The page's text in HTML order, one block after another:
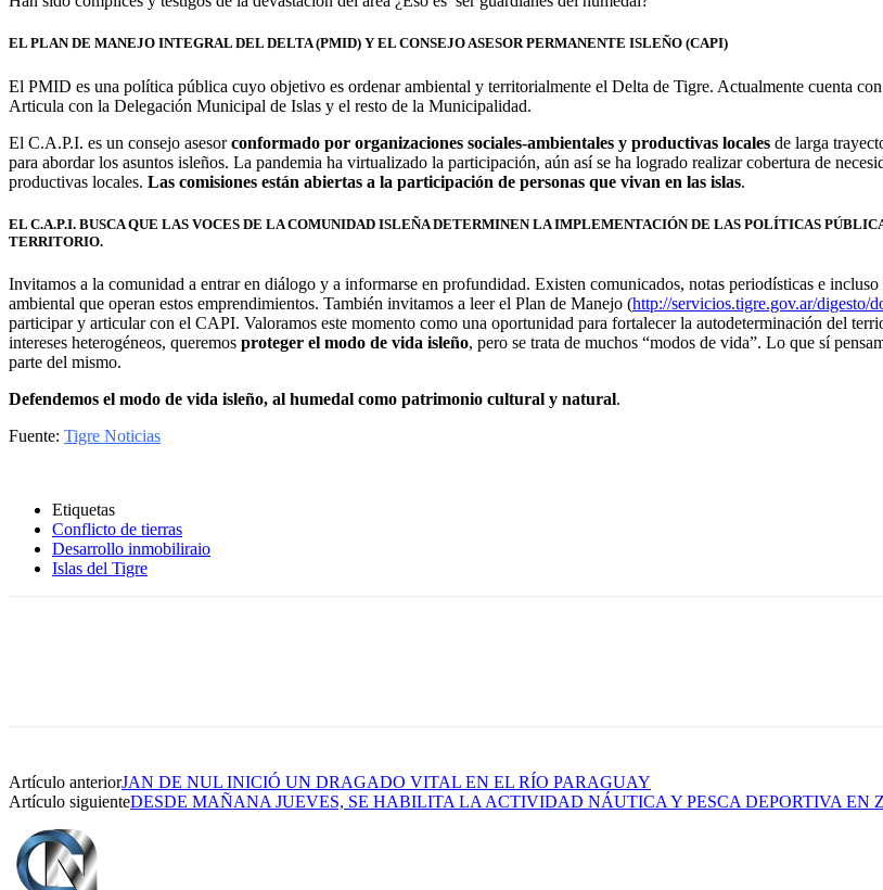
EL PLAN DE MANEJO INTEGRAL DEL DELTA (PMID) Y EL CONSEJO ASESOR PERMANENTE ISLEÑO (CAPI)
El PMID es una política pública cuyo objetivo es ordenar ambiental y territorialmente el Delta de Tigre. Actualmente cuenta
Articula con la Delegación Municipal de Islas y el resto de la Municipalidad.
El C.A.P.I. es un consejo asesorconformado por organizaciones sociales-ambientales y productivas locales de larga
para abordar los asuntos isleños. La pandemia ha virtualizado la participación, aún así se ha logrado realizar cobertura de
productivas locales. Las comisiones están abiertas a la participación de personas que vivan en las islas.
EL C.A.P.I. BUSCA QUE LAS VOCES DE LA COMUNIDAD ISLEÑA DETERMINEN LA IMPLEMENTACIÓN DE LAS POLÍTICAS
TERRITORIO.
Invitamos a la comunidad a entrar en diálogo y a informarse en profundidad. Existen comunicados, notas periodísticas e
ambiental que operan estos emprendimientos. También invitamos a leer el Plan de Manejo (http://servicios.tigre.gov.ar/digesto/
participar y articular con el CAPI. Valoramos este momento como una oportunidad para fortalecer la autodeterminación del
intereses heterogéneos, queremos proteger el modo de vida isleño, pero se trata de muchos “modos de vida”. Lo que sí
parte del mismo.
Defendemos el modo de vida isleño, al humedal como patrimonio cultural y natural.
Fuente: Tigre Noticias
Etiquetas
Conflicto de tierras
Desarrollo inmobiliraio
Islas del Tigre
Artículo anteriorJAN DE NUL INICIÓ UN DRAGADO VITAL EN EL RÍO PARAGUAY
Artículo siguienteDESDE MAÑANA JUEVES, SE HABILITA LA ACTIVIDAD NÁUTICA Y PESCA DEPORTIVA EN